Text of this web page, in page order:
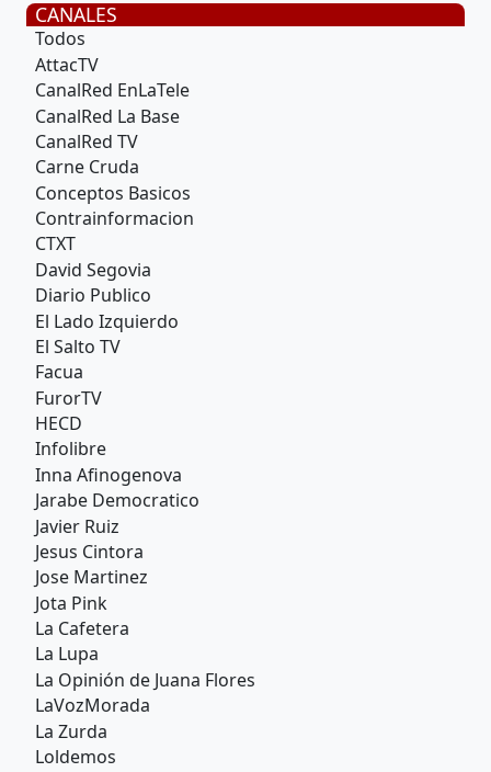
CANALES
Todos
AttacTV
CanalRed EnLaTele
CanalRed La Base
CanalRed TV
Carne Cruda
Conceptos Basicos
Contrainformacion
CTXT
David Segovia
Diario Publico
El Lado Izquierdo
El Salto TV
Facua
FurorTV
HECD
Infolibre
Inna Afinogenova
Jarabe Democratico
Javier Ruiz
Jesus Cintora
Jose Martinez
Jota Pink
La Cafetera
La Lupa
La Opinión de Juana Flores
LaVozMorada
La Zurda
Loldemos